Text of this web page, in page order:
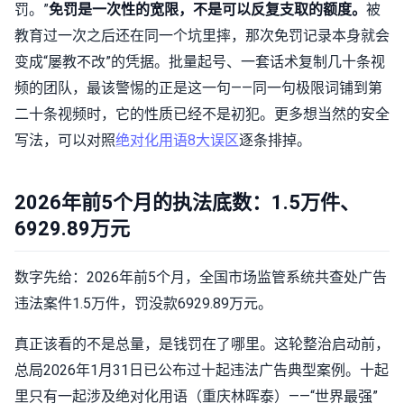
罚。”免罚是一次性的宽限，不是可以反复支取的额度。 被
教育过一次之后还在同一个坑里摔，那次免罚记录本身就会
变成“屡教不改”的凭据。批量起号、一套话术复制几十条视
频的团队，最该警惕的正是这一句——同一句极限词铺到第
二十条视频时，它的性质已经不是初犯。更多想当然的安全
写法，可以对照绝对化用语8大误区逐条排掉。
2026年前5个月的执法底数：1.5万件、
6929.89万元
数字先给：2026年前5个月，全国市场监管系统共查处广告
违法案件1.5万件，罚没款6929.89万元。
真正该看的不是总量，是钱罚在了哪里。这轮整治启动前，
总局2026年1月31日已公布过十起违法广告典型案例。十起
里只有一起涉及绝对化用语（重庆林晖泰）——“世界最强”